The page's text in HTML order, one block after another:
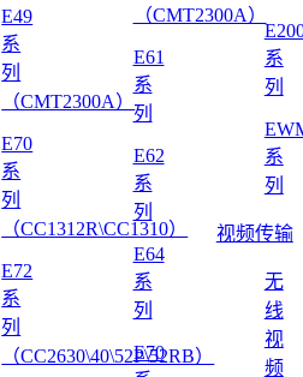
E49
系
列
（CMT2300A）
E70
系
列
（CC1312R\CC1310）
E72
系
列
（CC2630\40\52P\52RB）
（CMT2300A）
E61
系
列
E62
系
列
E64
系
列
E70
系
列
系
列
视频传输
无
线
视
频